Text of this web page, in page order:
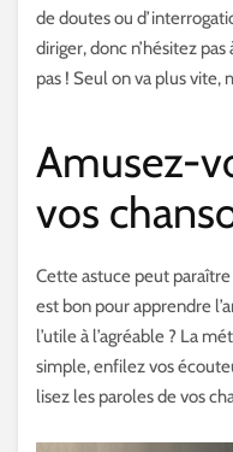
de doutes ou
diriger, donc n’hésitez
pas ! Seul on va plus vite,
Amusez-
vos
Cette astuce peut
est bon pour apprendre
l’utile à l’agréable ? La
simple, enfilez vos
lisez les paroles de vos